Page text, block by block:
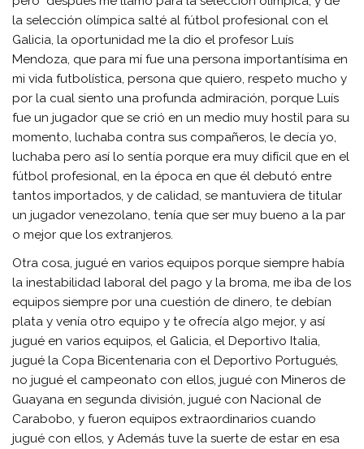
la selección olímpica salté al fútbol profesional con el
Galicia, la oportunidad me la dio el profesor Luís
Mendoza, que para mí fue una persona importantísima en
mi vida futbolística, persona que quiero, respeto mucho y
por la cual siento una profunda admiración, porque Luís
fue un jugador que se crió en un medio muy hostil para su
momento, luchaba contra sus compañeros, le decía yo,
luchaba pero así lo sentía porque era muy difícil que en el
fútbol profesional, en la época en que él debutó entre
tantos importados, y de calidad, se mantuviera de titular
un jugador venezolano, tenía que ser muy bueno a la par
o mejor que los extranjeros.
Otra cosa, jugué en varios equipos porque siempre había
la inestabilidad laboral del pago y la broma, me iba de los
equipos siempre por una cuestión de dinero, te debían
plata y venía otro equipo y te ofrecía algo mejor, y así
jugué en varios equipos, el Galicia, el Deportivo Italia,
jugué la Copa Bicentenaria con el Deportivo Portugués,
no jugué el campeonato con ellos, jugué con Mineros de
Guayana en segunda división, jugué con Nacional de
Carabobo, y fueron equipos extraordinarios cuando
jugué con ellos, y Además tuve la suerte de estar en esa